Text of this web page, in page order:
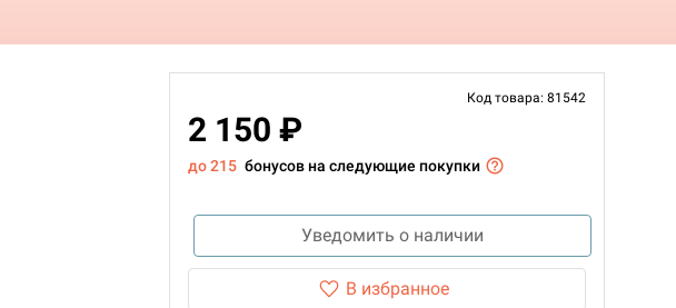
Код товара: 81542
2 150 ₽
до 215 бонусов на следующие покупки
Уведомить о наличии
В избранное